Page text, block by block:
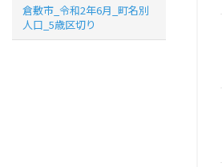
倉敷市_令和2年6月_町名別
人口_5歳区切り